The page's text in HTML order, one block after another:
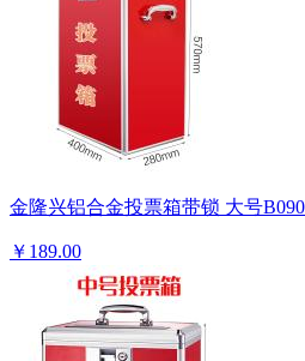
金隆兴铝合金投票箱带锁 大号B090
￥189.00